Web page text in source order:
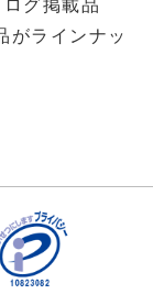
ラインナッ